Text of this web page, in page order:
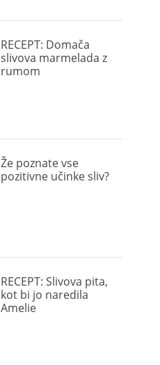
RECEPT: Domača
slivova marmelada z
rumom
Že poznate vse
pozitivne učinke sliv?
RECEPT: Slivova pita,
kot bi jo naredila
Amelie